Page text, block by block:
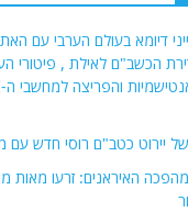
דיומא בעולם הערבי עם
חדירת הכשב"ם לאילת , פיטורי
יירוט כטב"ם רוסי חדש עם
האיראנים: זרעו מאות